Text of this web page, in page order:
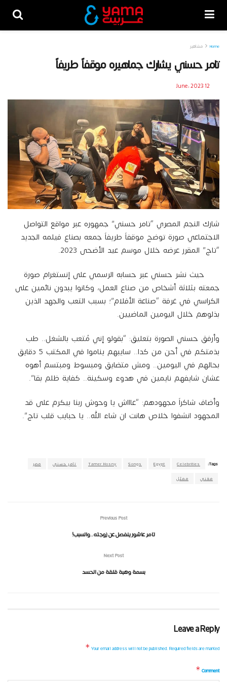
Home مشاهير
تامر حسني يشارك جماهيره موقفاً طريفاً
12 June، 2023
شارك النجم المصري “تامر حسني” جمهوره عبر مواقع التواصل
الاجتماعي صورة توضح موقفاً طريفاً جمعه بصناع فيلمه الجديد
“تاج” المقرر عرضه خلال موسم عيد الأضحى 2023.
حيث نشر حسني عبر حسابه الرسمي على إنستغرام صورة
جمعته بثلاثة أشخاص من صناع العمل، وكانوا يبدون نائمين على
الكراسي في غرفة “صناعة الأفلام”؛ بسبب التعب والجهد الذين
بذلوهم خلال اليومين الماضيين.
وأرفق حسني الصورة بتعليق: “بقولو إني مُتعب بالشغل.. طب
بذمتكم في أحن من كدا.. سايبهم يناموا في المكتب 5 دقايق
بحالهم في اليومين.. ومش متضايق ومبسوط ومبتسم أهوه
عشان شايفهم نايمين في هدوء وسكينة.. كفاية ظلم بقا”.
وأضاف شاكراً مجهودهم: “عاااش يا وحوش ربنا بيكرم على قد
المجهود انشفوا خلاص هانت ان شاء الله.. يا حبايب قلب تاج”.
Tags:
Celebrities
Egypt
Songs
Tamer Hosny تامر حسني مصر
مغني ممثل
Previous Post
تامر عاشور ينفصل عن زوجته..والسبب!
Next Post
بسمة وهبة قلقة من الحسد
Leave a Reply
Your email address will not be published.Required fields are marked
*
Comment
*